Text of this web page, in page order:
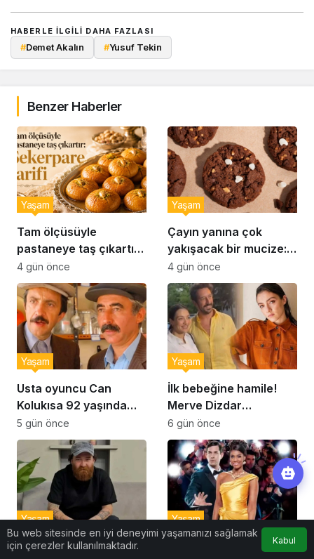
HABERLE ILGILI DAHA FAZLASI
#Demet Akalın #Yusuf Tekin
Benzer Haberler
Tam ölçüsüyle
pastaneye taş çıkartır:
Şekerpare tarifi
Yaşam
4 gün önce
Çayın yanına çok
yakışacak bir mucize:
Brownie tadında ıslak
kurabiye tarifi…
Yaşam
4 gün önce
Usta oyuncu Can
Kolukısa 92 yaşında
hayatını kaybetti
Yaşam
5 gün önce
İlk bebeğine hamile!
Merve Dizdar
sessizliğini bozdu: ‘İsim
bulmak çok zor’
Yaşam
6 gün önce
MasterChef şampiyonu
Yaşam
Yaşam
Bu web sitesinde en iyi deneyimi yaşamanızı sağlamak
için çerezler kullanılmaktadır.
Kabul